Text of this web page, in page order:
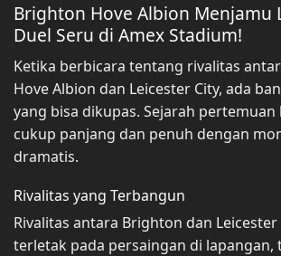
Brighton Hove Albion Menjamu
Duel Seru di Amex Stadium!
Ketika berbicara tentang rivalitas
Hove Albion dan Leicester City, ada
yang bisa dikupas. Sejarah
cukup panjang dan penuh dengan
dramatis.
Rivalitas yang Terbangun
Rivalitas antara Brighton dan
terletak pada persaingan di lapangan,